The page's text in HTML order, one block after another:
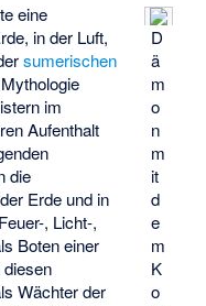
D
ä
m
o
n
m
it
d
e
m
K
o
eine
in der Luft,
sumerischen
im
Aufenthalt
die
Erde und in
, Licht-,
Boten einer
diesen
Wächter der